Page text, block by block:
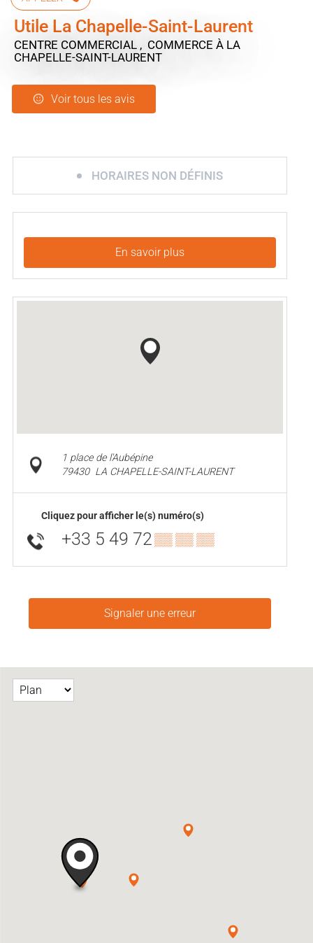
Utile La Chapelle-Saint-Laurent
CENTRE COMMERCIAL , COMMERCE À LA
CHAPELLE-SAINT-LAURENT
Voir tous les avis
HORAIRES NON DÉFINIS
En savoir plus
1 place de l'Aubépine
79430 LA CHAPELLE-SAINT-LAURENT
Cliquez pour afficher le(s) numéro(s)
+33 5 49 72▒▒ ▒▒ ▒▒
Signaler une erreur